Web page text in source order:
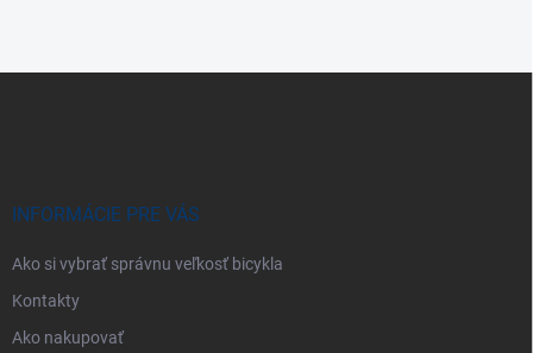
INFORMÁCIE PRE VÁS
Ako si vybrať správnu veľkosť bicykla
Kontakty
Ako nakupovať